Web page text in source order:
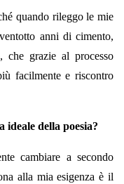
quando rileggo le mie
anni di cimento,
grazie al processo
facilmente e riscontro
della poesia?
cambiare a secondo
alla mia esigenza è il